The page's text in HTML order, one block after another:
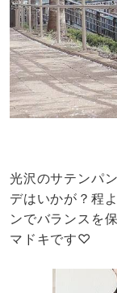
光沢のサテンパ
デはいかが？程
ンでバランスを
マドキです♡